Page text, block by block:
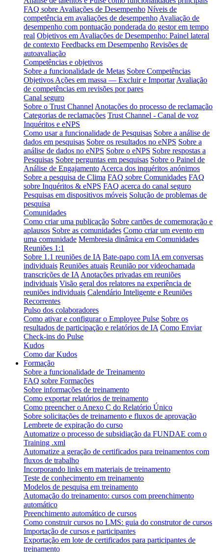
FAQ sobre Avaliações de Desempenho Níveis de
competência em avaliações de desempenho Avaliação de
desempenho com pontuação ponderada do gestor em tempo
real Objetivos em Avaliações de Desempenho: Painel lateral
de contexto Feedbacks em Desempenho Revisões de
autoavaliação
Competências e objetivos
Sobre a funcionalidade de Metas Sobre Competências
Objetivos Ações em massa — Excluir e Importar Avaliação
de competências em revisões por pares
Canal seguro
Sobre o Trust Channel Anotações do processo de reclamação
Categorias de reclamações Trust Channel - Canal de voz
Inquéritos e eNPS
Como usar a funcionalidade de Pesquisas Sobre a análise de
dados em pesquisas Sobre os resultados no eNPS Sobre a
análise de dados no eNPS Sobre o eNPS Sobre respostas a
Pesquisas Sobre perguntas em pesquisas Sobre o Painel de
Análise de Engajamento Acerca dos inquéritos anónimos
Sobre a pesquisa de Clima FAQ sobre Comunidades FAQ
sobre Inquéritos & eNPS FAQ acerca do canal seguro
Pesquisas em dispositivos móveis Solução de problemas de
pesquisa
Comunidades
Como criar uma publicação Sobre cartões de comemoração e
aplausos Sobre as comunidades Como criar um evento em
uma comunidade Membresia dinâmica em Comunidades
Reuniões 1:1
Sobre 1.1 reuniões de IA Bate-papo com IA em conversas
individuais Reuniões atuais Reunião por videochamada
transcrições de IA Anotações privadas em reuniões
individuais Visão geral dos relatores na experiência de
reuniões individuais Calendário Inteligente e Reuniões
Recorrentes
Pulso dos colaboradores
Como ativar e configurar o Employee Pulse Sobre os
resultados de participação e relatórios de IA Como Enviar
Check-ins do Pulse
Kudos
Como dar Kudos
Formação
Sobre a funcionalidade de Treinamento
FAQ sobre Formações
Sobre informações de treinamento
Como exportar relatórios de treinamento
Como preencher o Anexo C do Relatório Único
Sobre solicitações de treinamento e fluxos de aprovação
Lembrete de expiração do curso
Automatize o processo de subsidiação da FUNDAE com o
Training .xml
Automatize a geração de certificados para treinamentos com
fluxos de trabalho
Incorporando links em materiais de treinamento
Teste de conhecimento em treinamento
Modelos de pesquisa em treinamento
Automação do treinamento: cursos com preenchimento
automático
Preenchimento automático de cursos
Como construir cursos no LMS: guia do construtor de cursos
Importação de cursos e participantes
Exportação em lote de certificados para participantes de
treinamento